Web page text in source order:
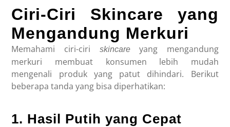
Ciri-Ciri Skincare yang
Mengandung Merkuri
Memahami ciri-ciri skincareyang mengandung
merkuri membuat konsumen lebih mudah
mengenali produk yang patut dihindari. Berikut
beberapa tanda yang bisa diperhatikan:
1. Hasil Putih yang Cepat